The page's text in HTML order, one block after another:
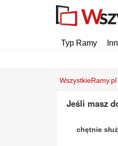
Typ Ramy
WszystkieRamy.pl
Jeśli masz
chętnie